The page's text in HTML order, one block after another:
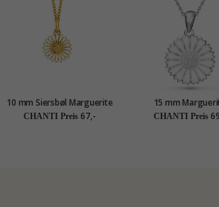
10 mm Siersbøl Marguerite
Anhänger mit Halskette in
CHANTI Preis 67,-
15 mm
Halskette aus Silber -
CHANTI Preis